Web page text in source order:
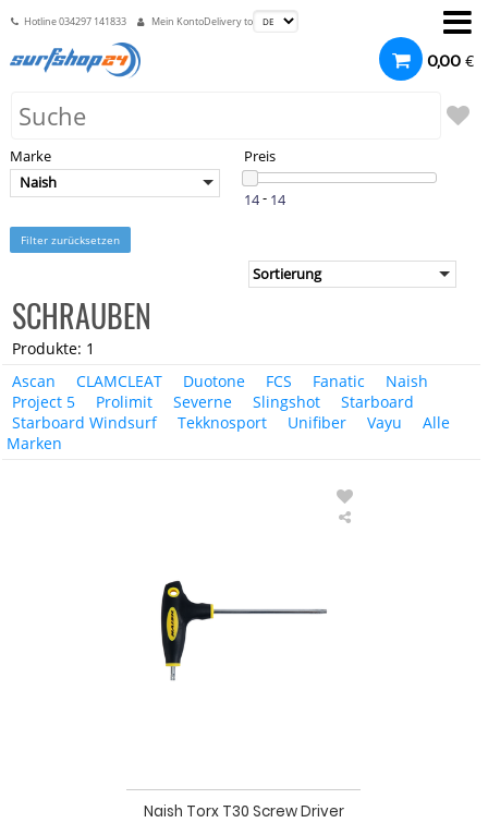
Hotline034297 141833 Mein KontoDelivery to
0,00 €
Marke
Naish
Preis
-
Filter zurücksetzen
SCHRAUBEN
Produkte: 1
Ascan
CLAMCLEAT Duotone FCS Fanatic
Naish
Project 5
Prolimit Severne Slingshot
Starboard
Starboard Windsurf
Tekknosport Unifiber Vayu
Alle
Marken
Naish Torx T30 Screw Driver